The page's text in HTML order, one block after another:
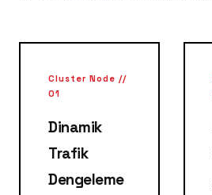
Cluster Node //
01
Dinamik
Trafik
Dengeleme